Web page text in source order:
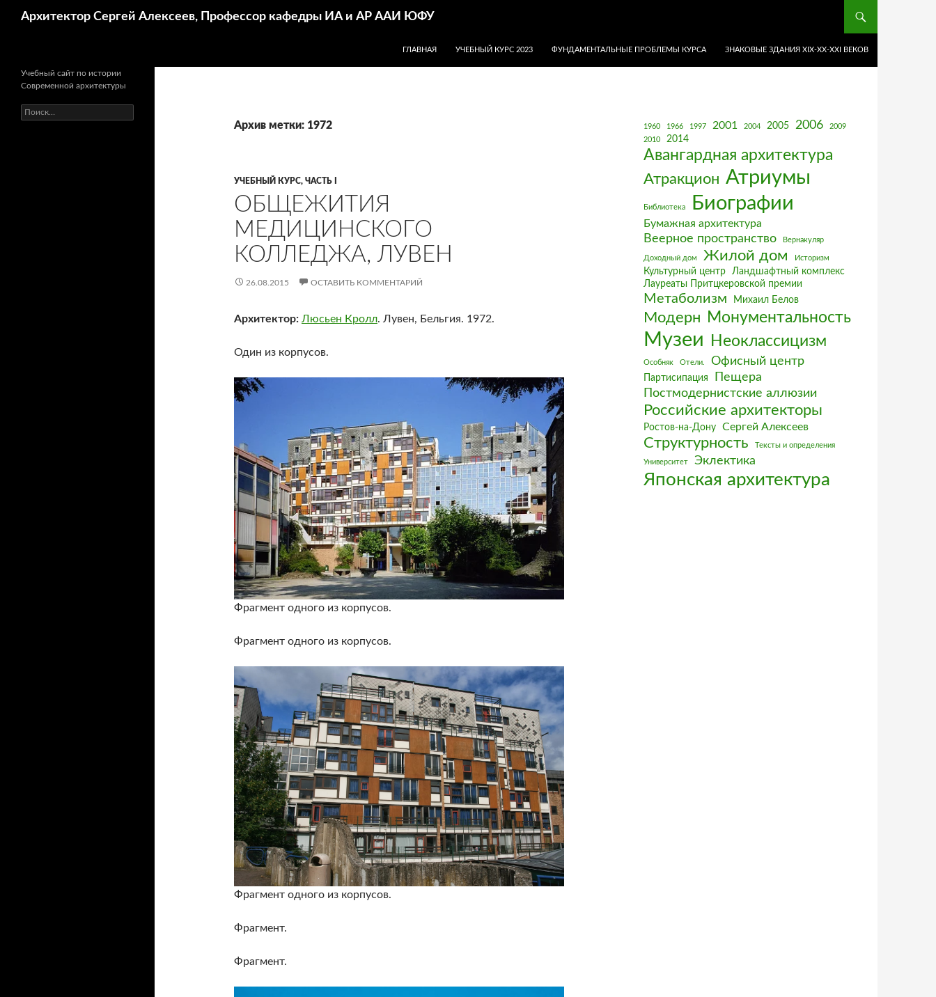
Архитектор Сергей Алексеев, Профессор кафедры ИА и АР ААИ ЮФУ
ГЛАВНАЯ
УЧЕБНЫЙ КУРС 2023 ФУНДАМЕНТАЛЬНЫЕ ПРОБЛЕМЫ КУРСА ЗНАКОВЫЕ ЗДАНИЯ XIX-ХХ-XXI ВЕКОВ
Архив метки: 1972
УЧЕБНЫЙ КУРС, ЧАСТЬ I
ОБЩЕЖИТИЯ
МЕДИЦИНСКОГО
КОЛЛЕДЖА, ЛУВЕН
26.08.2015 ОСТАВИТЬ КОММЕНТАРИЙ
Архитектор: Люсьен Кролл. Лувен, Бельгия. 1972.
Один из корпусов.
Фрагмент одного из корпусов.
Фрагмент одного из корпусов.
Фрагмент одного из корпусов.
Фрагмент.
Фрагмент.
1960 1966 1997 2001 2004 2005 2006
2009
2010
2014
Авангардная архитектура
Атракцион Атриумы
Библиотека Биографии
Бумажная архитектура
Веерное пространство Вернакуляр
Доходный дом Жилой дом Историзм
Культурный центр
Ландшафтный комплекс
Лауреаты Притцкеровской премии
Метаболизм Михаил Белов
Модерн Монументальность
Музеи Неоклассицизм
Особняк Отели. Офисный центр
Партисипация
Пещера
Постмодернистские аллюзии
Российские архитекторы
Ростов-на-Дону Сергей Алексеев
Структурность Тексты и определения
Университет Эклектика
Японская архитектура
Учебный сайт по истории
Современной архитектуры
Найти: